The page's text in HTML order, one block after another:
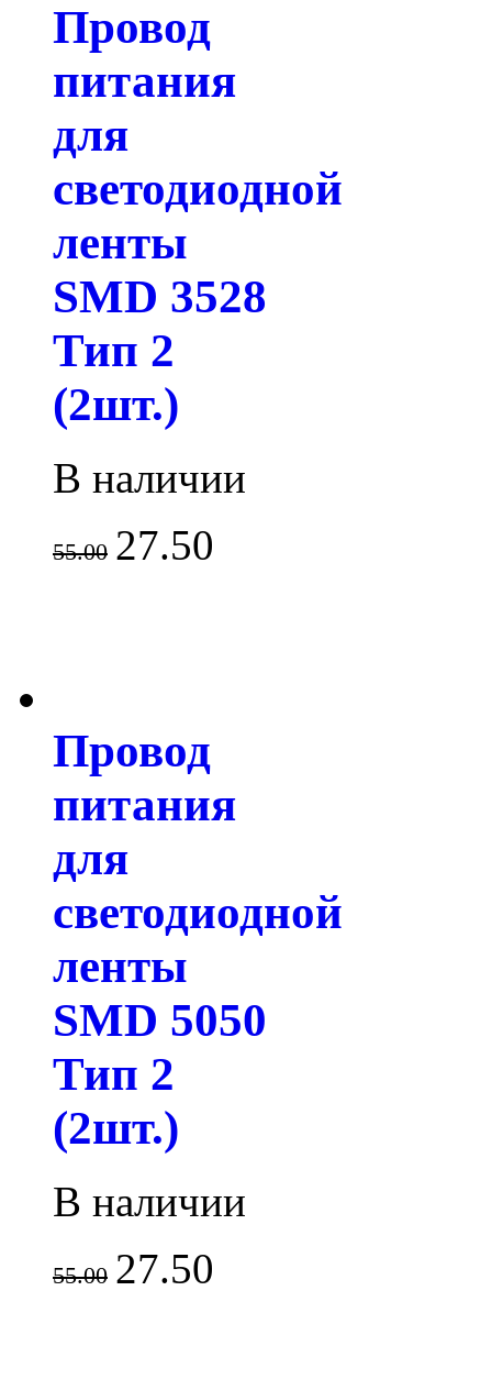
Провод
питания
для
светодиодной
ленты
SMD 3528
Тип 2
(2шт.)
В наличии
55.00 27.50
Провод
питания
для
светодиодной
ленты
SMD 5050
Тип 2
(2шт.)
В наличии
55.00 27.50